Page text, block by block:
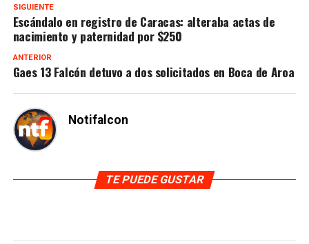
SIGUIENTE
Escándalo en registro de Caracas: alteraba actas de
nacimiento y paternidad por $250
ANTERIOR
Gaes 13 Falcón detuvo a dos solicitados en Boca de Aroa
Notifalcon
TE PUEDE GUSTAR